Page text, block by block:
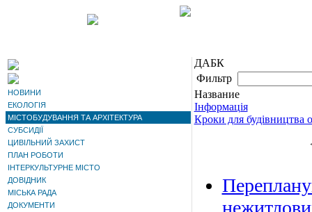
НОВИНИ
ЕКОЛОГІЯ
МІСТОБУДУВАННЯ ТА АРХІТЕКТУРА
СУБСИДІЇ
ЦИВІЛЬНИЙ ЗАХИСТ
ПЛАН РОБОТИ
ІНТЕРКУЛЬТУРНЕ МІСТО
ДОВІДНИК
МІСЬКА РАДА
ДОКУМЕНТИ
ДАБК
Фильтр
Название
Інформація
Кроки для будівництва